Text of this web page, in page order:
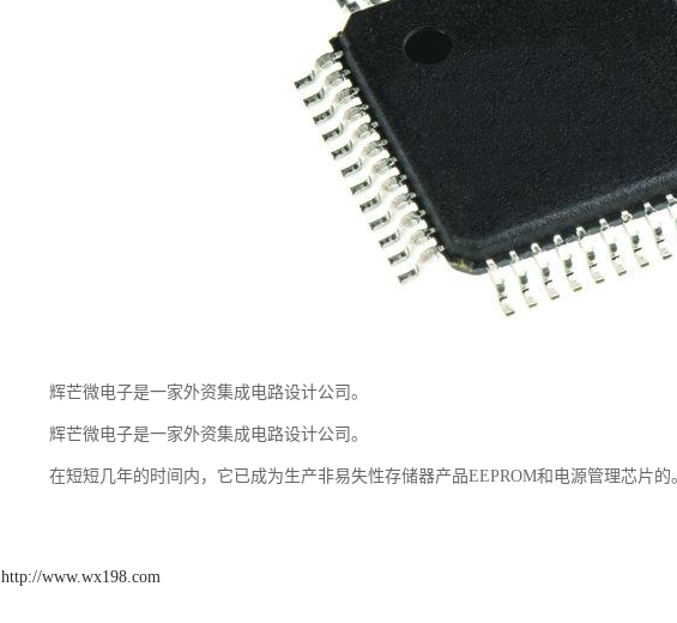
辉芒微电子是一家外资集成电路设计公司。
辉芒微电子是一家外资集成电路设计公司。
在短短几年的时间内，它已成为生产非易失性存储器产品EEPROM和电源管理芯片的
http://www.wx198.com